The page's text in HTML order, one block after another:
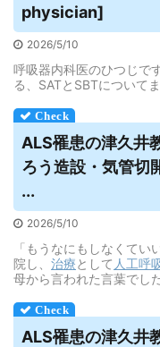
physician]
2026/5/10
呼吸器内科医のひつじで
る、SATとSBTについて
ALS罹患の津久井
ろう造設・気管切
...
2026/5/10
「もうなにもしなくて
院し、 治療として 人工呼
母から言われた言葉でし
ALS罹患の津久井